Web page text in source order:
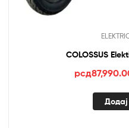
COLOSSUS
рсд